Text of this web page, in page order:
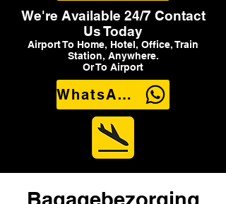
We're Available 24/7 Contact
Us Today
Airport To Home, Hotel, Office, Train
Station, Anywhere.
Or To Airport
WhatsApp Us